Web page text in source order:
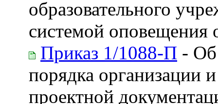
образовательного
системой оповещения
Приказ 1/1088-П - Об
порядка организации
проектной